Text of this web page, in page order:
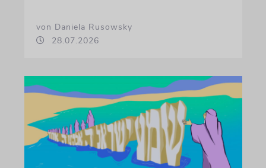
von Daniela Rusowsky
28.07.2026